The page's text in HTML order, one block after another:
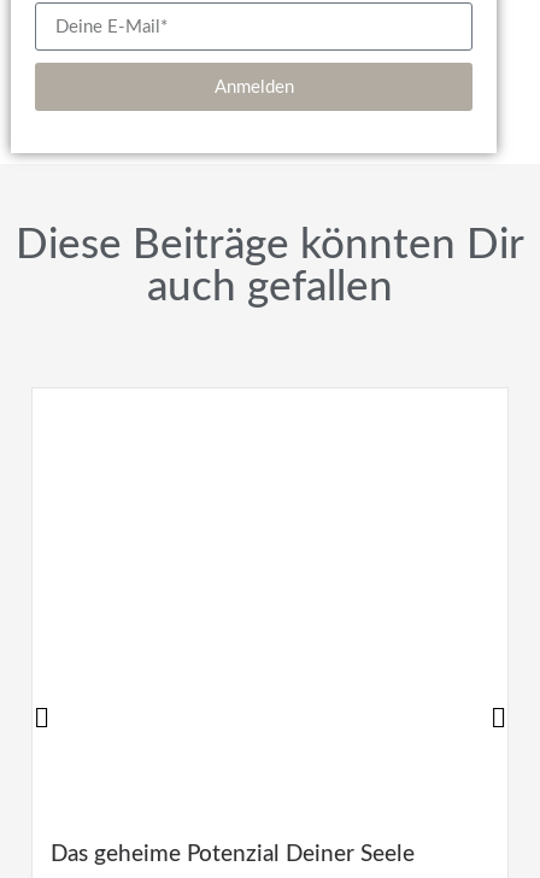
Anmelden
Diese Beiträge könnten Dir
auch gefallen
Das geheime Potenzial Deiner Seele